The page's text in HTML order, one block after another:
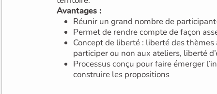
Avantages :
Réunir un grand nombre de
Permet de rendre compte de façon
Concept de liberté : liberté des thèmes abordés, liberté de
participer ou non aux ateliers,
Processus conçu pour faire émerger
construire les propositions